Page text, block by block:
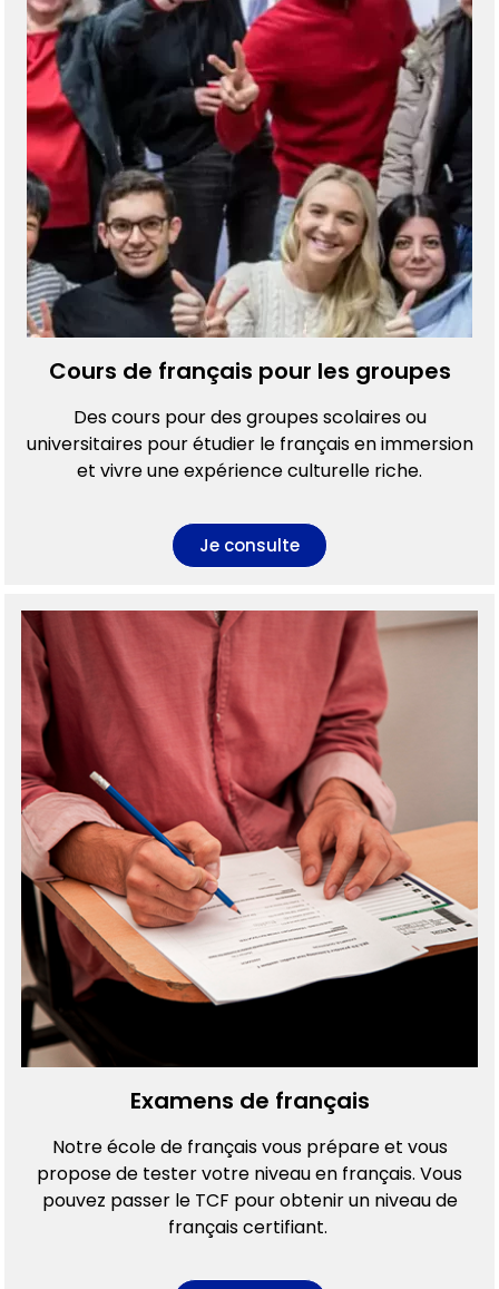
Cours de français pour les groupes
Des cours pour des groupes scolaires ou
universitaires pour étudier le français en immersion
et vivre une expérience culturelle riche.
Je consulte
Examens de français
Notre école de français vous prépare et vous
propose de tester votre niveau en français. Vous
pouvez passer le TCF pour obtenir un niveau de
français certifiant.